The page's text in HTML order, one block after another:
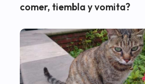
comer, tiembla y vomita?